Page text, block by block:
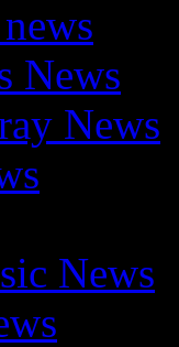
News
News
News